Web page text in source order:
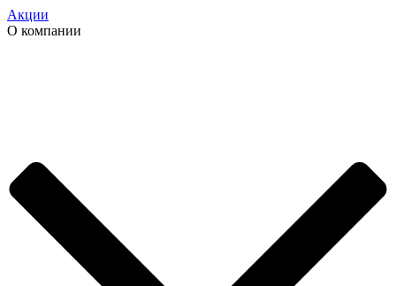
Акции
О компании